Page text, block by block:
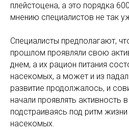
плейстоцена, а это порядка
мнению специалистов не так
Специалисты предполагают,
прошлом проявляли свою
днем, а их рацион питания
насекомых, а может и из
развитие продолжалось, и
начали проявлять активность
подстраиваясь под ритм
насекомых.